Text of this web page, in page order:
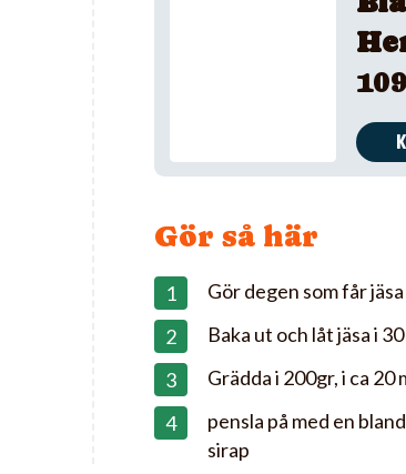
Gör så här
Gör degen som får jäsa
Baka ut och låt jäsa i
Grädda i 200gr, i ca 20
pensla på med en
sirap